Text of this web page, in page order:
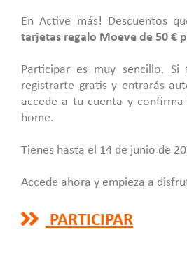
En Active más! Descuentos
tarjetas regalo Moeve de 50 €
Participar es muy sencillo.
registrarte gratis y entrarás
accede a tu cuenta y
home.
Tienes hasta el 14 de junio de
Accede ahora y empieza a
PARTICIPAR